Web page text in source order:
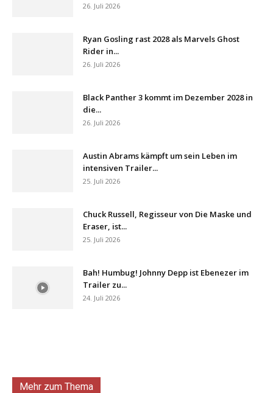
26. Juli 2026
Ryan Gosling rast 2028 als Marvels Ghost
Rider in...
26. Juli 2026
Black Panther 3 kommt im Dezember 2028 in
die...
26. Juli 2026
Austin Abrams kämpft um sein Leben im
intensiven Trailer...
25. Juli 2026
Chuck Russell, Regisseur von Die Maske und
Eraser, ist...
25. Juli 2026
Bah! Humbug! Johnny Depp ist Ebenezer im
Trailer zu...
24. Juli 2026
Mehr zum Thema